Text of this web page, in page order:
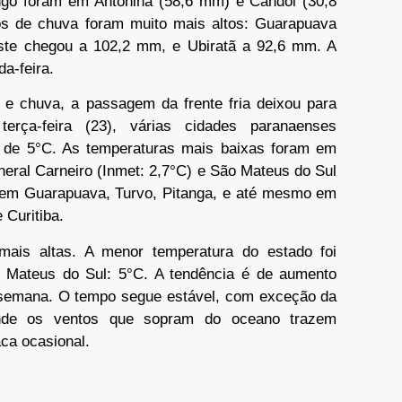
de chuva foram muito mais altos: Guarapuava
chegou a 102,2 mm, e Ubiratã a 92,6 mm. A
feira.
chuva, a passagem da frente fria deixou para
feira (23), várias cidades paranaenses
5°C. As temperaturas mais baixas foram em
Carneiro (Inmet: 2,7°C) e São Mateus do Sul
Guarapuava, Turvo, Pitanga, e até mesmo em
Curitiba.
altas. A menor temperatura do estado foi
do Sul: 5°C. A tendência é de aumento
O tempo segue estável, com exceção da
os ventos que sopram do oceano trazem
ocasional.